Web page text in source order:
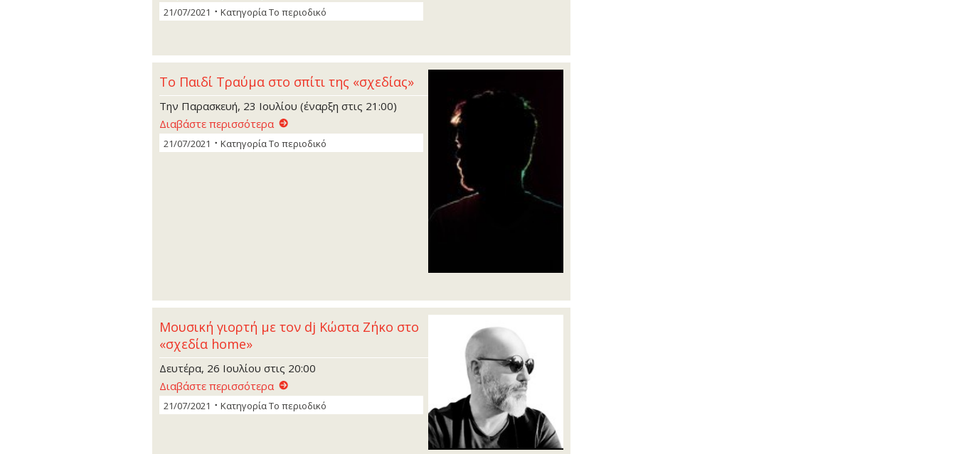
21/07/2021 ΚατηγορίαΤο περιοδικό
Το Παιδί Τραύμα στο σπίτι της «σχεδίας»
Την Παρασκευή, 23 Ιουλίου (έναρξη στις 21:00)
Διαβάστε περισσότερα
21/07/2021 ΚατηγορίαΤο περιοδικό
Μουσική γιορτή με τον dj Κώστα Ζήκο στο
«σχεδία home»
Δευτέρα, 26 Ιουλίου στις 20:00
Διαβάστε περισσότερα
21/07/2021 ΚατηγορίαΤο περιοδικό